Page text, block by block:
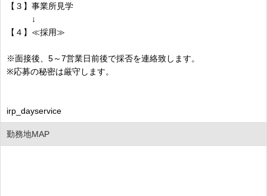
【３】事業所見学
↓
【４】≪採用≫
※面接後、5～7営業日前後で採否を連絡致します。
※応募の秘密は厳守します。
irp_dayservice
勤務地MAP